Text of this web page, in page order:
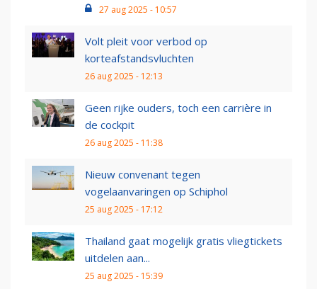
27 aug 2025 - 10:57
Volt pleit voor verbod op
korteafstandsvluchten
26 aug 2025 - 12:13
Geen rijke ouders, toch een carrière in
de cockpit
26 aug 2025 - 11:38
Nieuw convenant tegen
vogelaanvaringen op Schiphol
25 aug 2025 - 17:12
Thailand gaat mogelijk gratis vliegtickets
uitdelen aan...
25 aug 2025 - 15:39